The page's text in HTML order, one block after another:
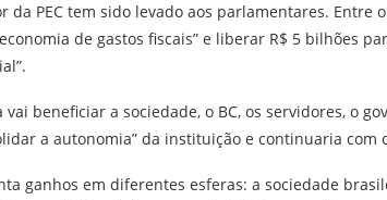
da PEC tem sido levado aos parlamentares. Entre
de gastos fiscais” e liberar R$ 5 bilhões
beneficiar a sociedade, o BC, os servidores, o
a autonomia” da instituição e continuaria com
ganhos em diferentes esferas: a sociedade